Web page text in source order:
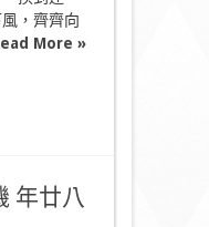
，齊齊向
More »
年廿八